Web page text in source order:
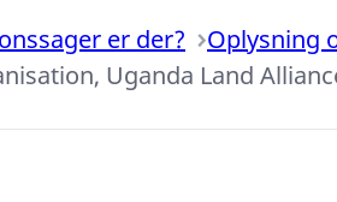
er der?
Oplysning
Uganda Land